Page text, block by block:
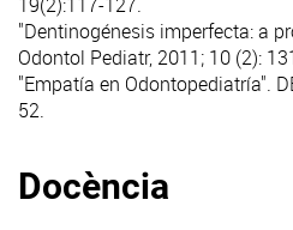
"Dentinogénesis imperfecta: a
Odontol Pediatr, 2011; 10 (2):
"Empatía en Odontopediatría".
52.
Docència